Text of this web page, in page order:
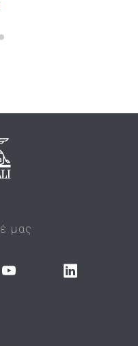
μας